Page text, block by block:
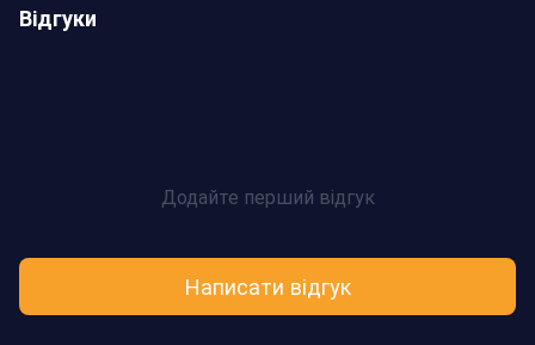
Відгуки
Додайте перший відгук
Написати відгук